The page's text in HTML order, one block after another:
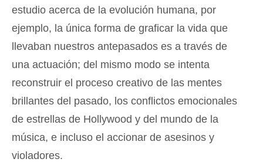
estudio acerca de la evolución humana, por
ejemplo, la única forma de graficar la vida que
llevaban nuestros antepasados es a través de
una actuación; del mismo modo se intenta
reconstruir el proceso creativo de las mentes
brillantes del pasado, los conflictos emocionales
de estrellas de Hollywood y del mundo de la
música, e incluso el accionar de asesinos y
violadores.